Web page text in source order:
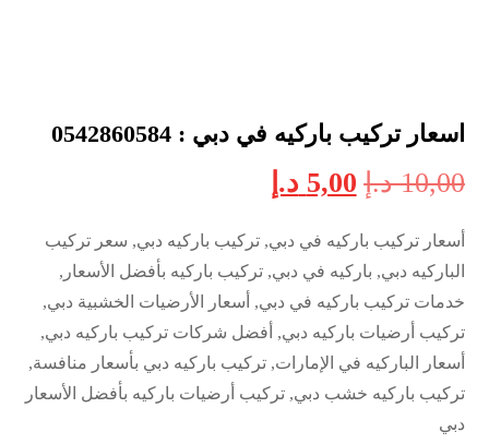
اسعار تركيب باركيه في دبي : 0542860584
10,00 د.إ 5,00 د.إ
أسعار تركيب باركيه في دبي, تركيب باركيه دبي, سعر تركيب
الباركيه دبي, باركيه في دبي, تركيب باركيه بأفضل الأسعار,
خدمات تركيب باركيه في دبي, أسعار الأرضيات الخشبية دبي,
تركيب أرضيات باركيه دبي, أفضل شركات تركيب باركيه دبي,
أسعار الباركيه في الإمارات, تركيب باركيه دبي بأسعار منافسة,
تركيب باركيه خشب دبي, تركيب أرضيات باركيه بأفضل الأسعار
دبي